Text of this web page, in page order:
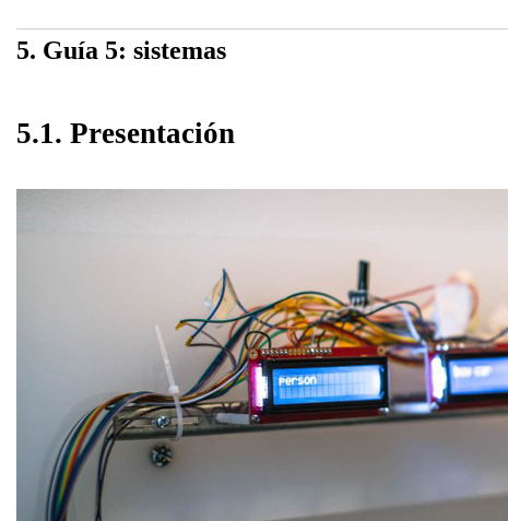
5. Guía 5: sistemas
5.1. Presentación